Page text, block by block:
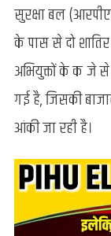
सुरक्षा बल
के पास से दो
अभियुक्तों के कब्जे
गई है, जिसकी
आंकी जा रही है।